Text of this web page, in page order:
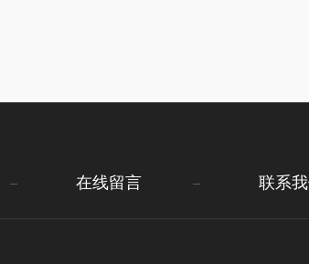
在线留言 联系